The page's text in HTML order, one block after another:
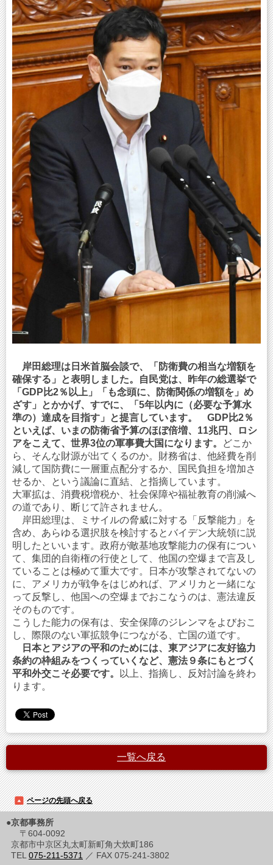
岸田総理は日米首脳会談で、「防衛費の相当な増額を
確保する」と表明しました。自民党は、昨年の総選挙で
「GDP比2％以上」「も念頭に、防衛関係の増額を」め
ざす」とかかげ、すでに、「5年以内に（必要な予算水
準の）達成を目指す」と提言しています。 GDP比2％
といえば、いまの防衛省予算のほぼ倍増、11兆円、ロシ
アをこえて、世界3位の軍事費大国になります。
どこか
ら、そんな財源が出てくるのか。財務省は、他経費を削
減して国防費に一層重点配分するか、国民負担を増加さ
せるか、という議論に直結、と指摘しています。
大軍拡は、消費税増税か、社会保障や福祉教育の削減へ
の道であり、断じて許されません。
岸田総理は、ミサイルの脅威に対する「反撃能力」を
含め、あらゆる選択肢を検討するとバイデン大統領に説
明したといいます。政府が敵基地攻撃能力の保有につい
て、集団的自衛権の行使として、他国の空爆まで言及し
ていることは極めて重大です。日本が攻撃されてないの
に、アメリカが戦争をはじめれば、アメリカと一緒にな
って反撃し、他国への空爆までおこなうのは、憲法違反
そのものです。
こうした能力の保有は、安全保障のジレンマをよびおこ
し、際限のない軍拡競争につながる、亡国の道です。
日本とアジアの平和のためには、東アジアに友好協力
条約の枠組みをつくっていくなど、憲法９条にもとづく
平和外交こそ必要です。
以上、指摘し、反対討論を終わ
ります。
一覧へ戻る
ページの先頭へ戻る
●京都事務所
〒604-0092
京都市中京区丸太町新町角大炊町186
TEL075-211-5371 ／ FAX 075-241-3802